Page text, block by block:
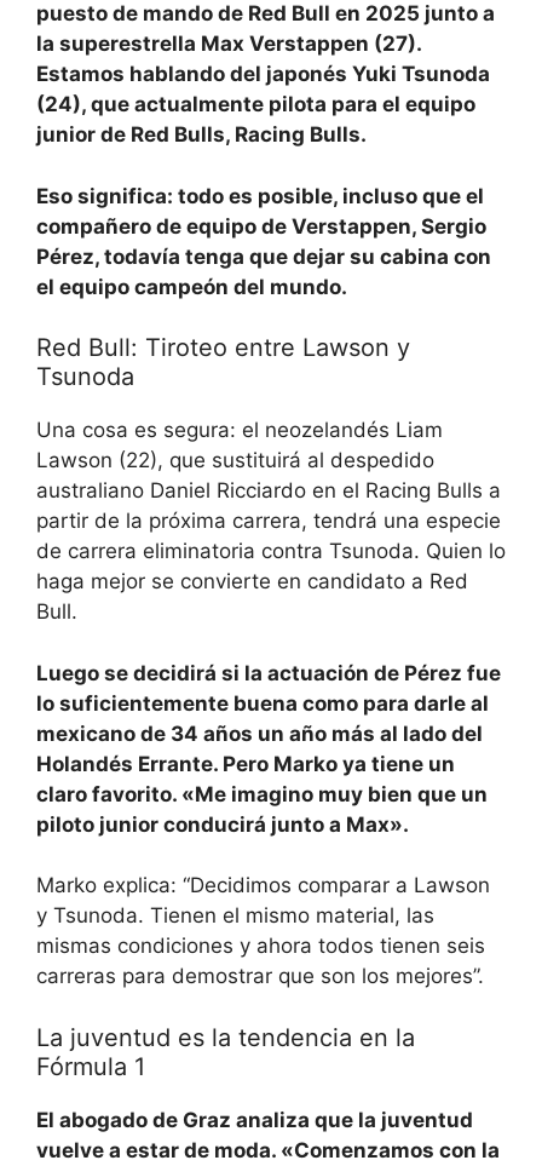
puesto de mando de Red Bull en 2025 junto a
la superestrella Max Verstappen (27).
Estamos hablando del japonés Yuki Tsunoda
(24), que actualmente pilota para el equipo
junior de Red Bulls, Racing Bulls.
Eso significa: todo es posible, incluso que el
compañero de equipo de Verstappen, Sergio
Pérez, todavía tenga que dejar su cabina con
el equipo campeón del mundo.
Red Bull: Tiroteo entre Lawson y
Tsunoda
Una cosa es segura: el neozelandés Liam
Lawson (22), que sustituirá al despedido
australiano Daniel Ricciardo en el Racing Bulls a
partir de la próxima carrera, tendrá una especie
de carrera eliminatoria contra Tsunoda. Quien lo
haga mejor se convierte en candidato a Red
Bull.
Luego se decidirá si la actuación de Pérez fue
lo suficientemente buena como para darle al
mexicano de 34 años un año más al lado del
Holandés Errante. Pero Marko ya tiene un
claro favorito. «Me imagino muy bien que un
piloto junior conducirá junto a Max».
Marko explica: “Decidimos comparar a Lawson
y Tsunoda. Tienen el mismo material, las
mismas condiciones y ahora todos tienen seis
carreras para demostrar que son los mejores”.
La juventud es la tendencia en la
Fórmula 1
El abogado de Graz analiza que la juventud
vuelve a estar de moda. «Comenzamos con la